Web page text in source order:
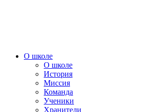
О школе
О школе
История
Миссия
Команда
Ученики
Хранители